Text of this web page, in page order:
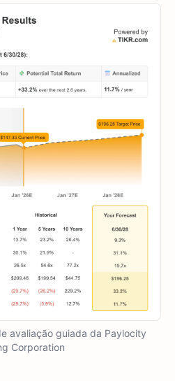
avaliação guiada da Paylocity
Corporation